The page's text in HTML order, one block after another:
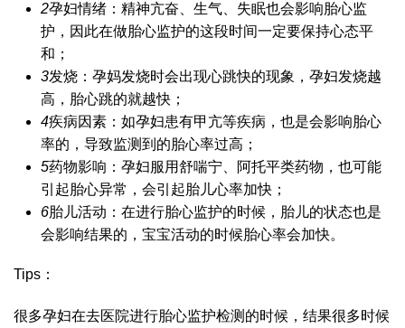
2孕妇情绪：精神亢奋、生气、失眠也会影响胎心监
护，因此在做胎心监护的这段时间一定要保持心态平
和；
3发烧：孕妈发烧时会出现心跳快的现象，孕妇发烧越
高，胎心跳的就越快；
4疾病因素：如孕妇患有甲亢等疾病，也是会影响胎心
率的，导致监测到的胎心率过高；
5药物影响：孕妇服用舒喘宁、阿托平类药物，也可能
引起胎心异常，会引起胎儿心率加快；
6胎儿活动：在进行胎心监护的时候，胎儿的状态也是
会影响结果的，宝宝活动的时候胎心率会加快。
Tips：
很多孕妇在去医院进行胎心监护检测的时候，结果很多时候